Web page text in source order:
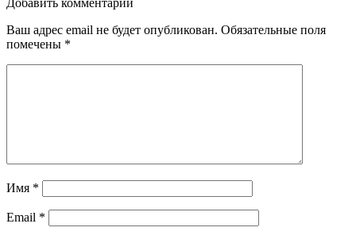
Ваш адрес email не будет опубликован. Обязательные поля
помечены *
Имя *
Email *